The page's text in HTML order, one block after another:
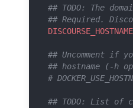
## TODO: The
## Required.
DISCOURSE_HOSTNAME
## Uncomment if
## hostname (-h
#
## TODO: List of